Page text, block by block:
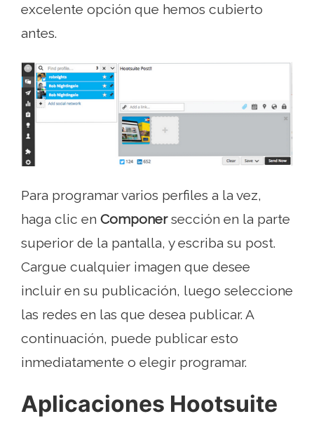
excelente opción que hemos cubierto
antes.
Para programar varios perfiles a la vez,
haga clic en Componersección en la parte
superior de la pantalla, y escriba su post.
Cargue cualquier imagen que desee
incluir en su publicación, luego seleccione
las redes en las que desea publicar. A
continuación, puede publicar esto
inmediatamente o elegir programar.
Aplicaciones Hootsuite